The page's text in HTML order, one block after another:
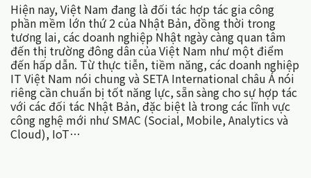
Hiện nay, Việt Nam đang là đối tác hợp tác gia công
phần mềm lớn thứ 2 của Nhật Bản, đồng thời trong
tương lai, các doanh nghiệp Nhật ngày càng quan tâm
đến thị trường đông dân của Việt Nam như một điểm
đến hấp dẫn. Từ thực tiễn, tiềm năng, các doanh nghiệp
IT Việt Nam nói chung và SETA International châu Á nói
riêng cần chuẩn bị tốt năng lực, sẵn sàng cho sự hợp tác
với các đối tác Nhật Bản, đặc biệt là trong các lĩnh vực
công nghệ mới như SMAC (Social, Mobile, Analytics và
Cloud), IoT…